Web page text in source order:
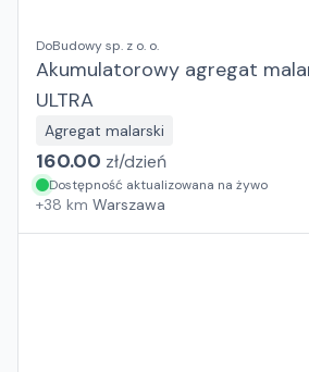
DoBudowy sp. z o. o.
Akumulatorowy agregat
ULTRA
Agregat malarski
160.00 zł/dzień
Dostępność aktualizowana na żywo
+38 km Warszawa